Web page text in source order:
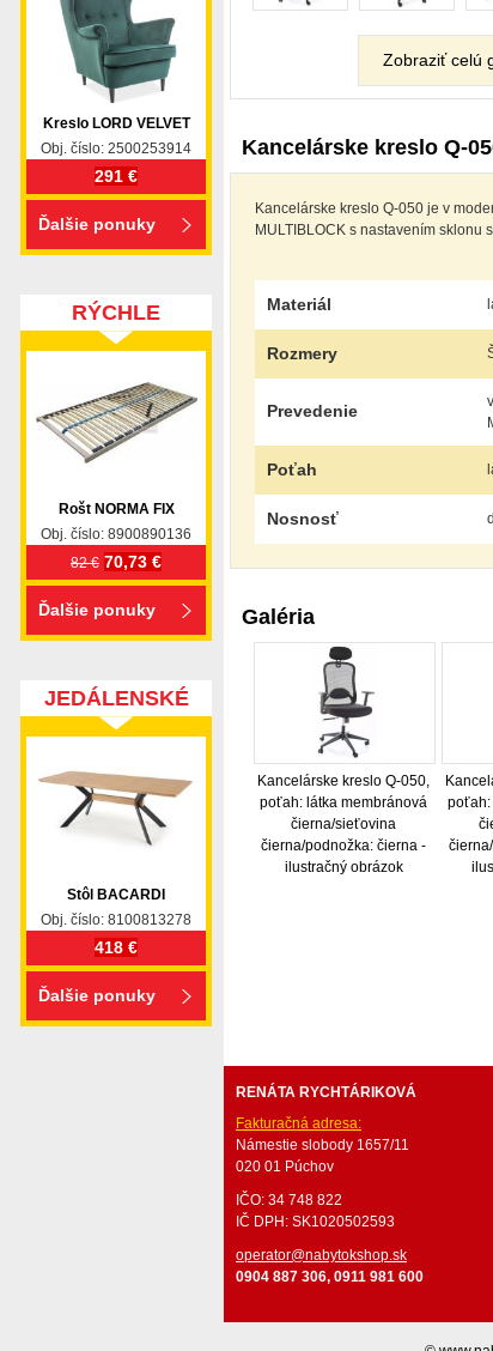
Zobraziť celú
Kancelárske kreslo Q-
Kancelárske kreslo Q-050 je v
MULTIBLOCK s nastavením sklonu
Materiál
Rozmery
Prevedenie
Poťah
Nosnosť
Galéria
Kancelárske kreslo Q-050,
poťah: látka membránová
čierna/sieťovina
čierna/podnožka: čierna -
ilustračný obrázok
poťah:
Kreslo LORD VELVET
Obj. číslo: 2500253914
291 €
Ďalšie ponuky
RÝCHLE
DODANIE
Rošt NORMA FIX
Obj. číslo: 8900890136
82 € 70,73 €
Ďalšie ponuky
JEDÁLENSKÉ
SETY
Stôl BACARDI
Obj. číslo: 8100813278
418 €
Ďalšie ponuky
RENÁTA RYCHTÁRIKOVÁ
Fakturačná adresa:
Námestie slobody 1657/11
020 01 Púchov
IČO: 34 748 822
IČ DPH: SK1020502593
operator@nabytokshop.sk
0904 887 306, 0911 981 600